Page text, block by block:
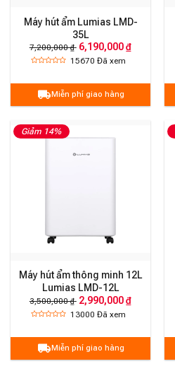
Máy hút ẩm Lumias LMD-
35L
7,200,000 ₫ 6,190,000 ₫
15670Đã xem
Miễn phí giao hàng
Giảm 14%
Máy hút ẩm thông minh 12L
Lumias LMD-12L
3,500,000 ₫ 2,990,000 ₫
13000Đã xem
Miễn phí giao hàng